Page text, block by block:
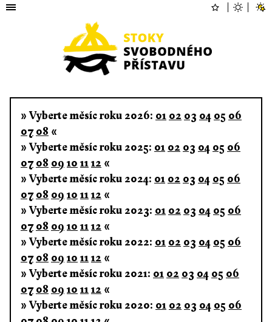
» Vyberte měsíc roku 2026: 01 02 03 04 05 06
07 08 «
» Vyberte měsíc roku 2025: 01 02 03 04 05 06
07 08 09 10 1112 «
» Vyberte měsíc roku 2024: 01 02 03 04 05 06
07 08 09 10 1112 «
» Vyberte měsíc roku 2023: 01 02 03 04 05 06
07 08 09 10 1112 «
» Vyberte měsíc roku 2022: 01 02 03 04 05 06
07 08 09 10 1112 «
» Vyberte měsíc roku 2021: 01 02 03 04 05 06
07 08 09 10 1112 «
» Vyberte měsíc roku 2020: 01 02 03 04 05 06